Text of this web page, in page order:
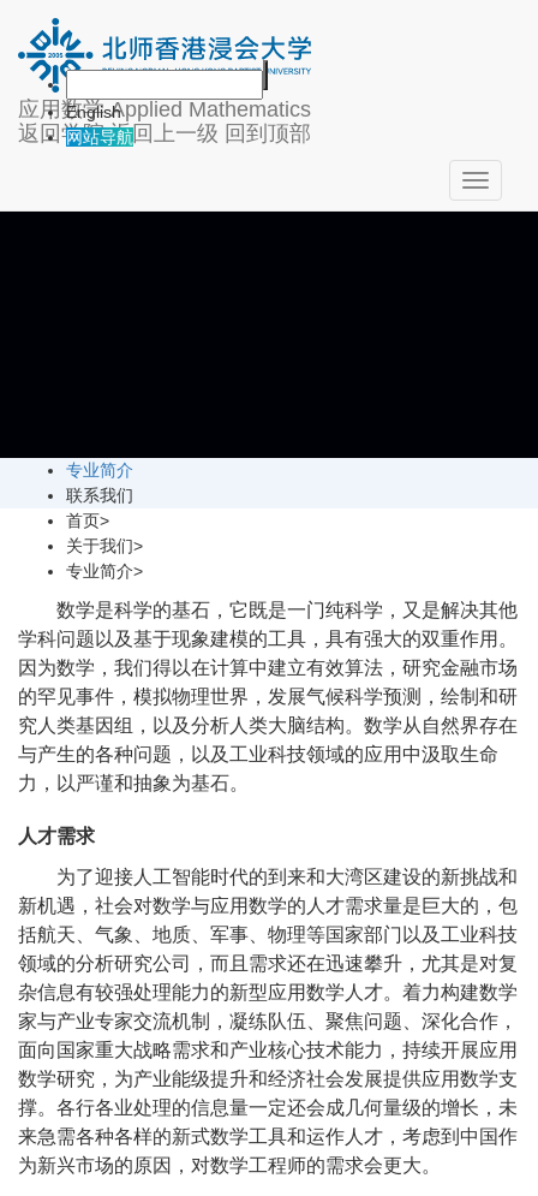
应用数学 Applied Mathematics
返回学院 返回上一级 回到顶部
English
网站导航
Toggle
专业简介
联系我们
首页>
关于我们>
专业简介>
数学是科学的基石，它既是一门纯科学，又是解决其他
学科问题以及基于现象建模的工具，具有强大的双重作用。
因为数学，我们得以在计算中建立有效算法，研究金融市场
的罕见事件，模拟物理世界，发展气候科学预测，绘制和研
究人类基因组，以及分析人类大脑结构。数学从自然界存在
与产生的各种问题，以及工业科技领域的应用中汲取生命
力，以严谨和抽象为基石。
人才需求
为了迎接人工智能时代的到来和大湾区建设的新挑战和
新机遇，社会对数学与应用数学的人才需求量是巨大的，包
括航天、气象、地质、军事、物理等国家部门以及工业科技
领域的分析研究公司，而且需求还在迅速攀升，尤其是对复
杂信息有较强处理能力的新型应用数学人才。着力构建数学
家与产业专家交流机制，凝练队伍、聚焦问题、深化合作，
面向国家重大战略需求和产业核心技术能力，持续开展应用
数学研究，为产业能级提升和经济社会发展提供应用数学支
撑。各行各业处理的信息量一定还会成几何量级的增长，未
来急需各种各样的新式数学工具和运作人才，考虑到中国作
为新兴市场的原因，对数学工程师的需求会更大。